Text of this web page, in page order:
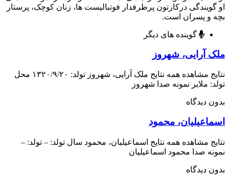
درکارتون پرطرفدار فوتبالیست ها، زنان کوچک، پرستار
و پسران است.
گوینده های دیگر
آرایی، شهروز
نتایج مشاهده همه نتایج ملک آرایی، شهروز تولد: ۱۳۲۰/۹/۲۰ محل
ملایر نمونه صدا شهروز
دیدگاه
محمود
مشاهده همه نتایج اسماعیلیان، محمود سال تولد: – تولد: –
صدا محمود اسماعیلیان
دیدگاه